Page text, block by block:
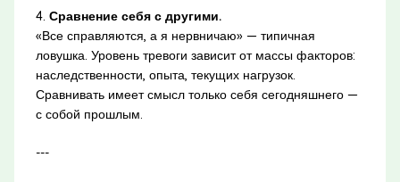
4. Сравнение себя с другими.
«Все справляются, а я нервничаю» — типичная
ловушка. Уровень тревоги зависит от массы факторов:
наследственности, опыта, текущих нагрузок.
Сравнивать имеет смысл только себя сегодняшнего —
с собой прошлым.
---